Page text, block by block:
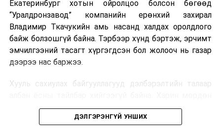
Екатеринбург хотын ойролцоо болсон бөгөөд
“Уралдронзавод” компанийн ерөнхий захирал
Владимир Ткачукийн амь насанд халдах оролдлого
байж болзошгүй байна. Тэрбээр хүнд бэртэж, эрчимт
эмчилгээний тасагт хүргэгдсэн бол жолооч нь газар
дээрээ нас баржээ.
Хууль сахиулах байгууллагууд дэлбэрэлтийн талаар
шалгах байгууллага олон нийтэд аюултай аргаар
хүний амь насанд халдахыг завдсан гэх үндэслэлээр
ДЭЛГЭРЭНГҮЙ УНШИХ